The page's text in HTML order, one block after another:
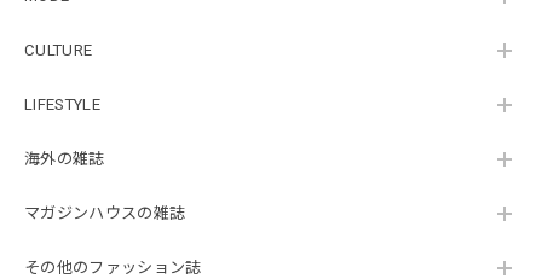
CULTURE
LIFESTYLE
海外の雑誌
マガジンハウスの雑誌
その他のファッション誌